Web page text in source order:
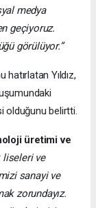
medya
geçiyoruz.
görülüyor.”
hatırlatan Yıldız,
olduğunu belirtti.
üretimi ve
liseleri ve
sanayi ve
zorundayız.